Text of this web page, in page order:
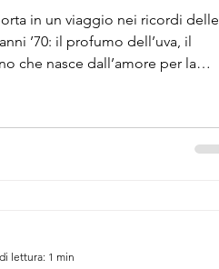
in un viaggio nei ricordi delle
’70: il profumo dell’uva, il
che nasce dall’amore per la
lettura: 1 min